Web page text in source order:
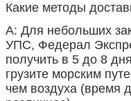
Какие методы
А: Для небольших
УПС, Федерал
получить в 5 до 8
грузите морским
чем воздуха (время